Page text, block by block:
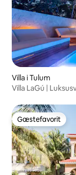
Villa i Tulum
Villa LaGú |
Gæstefavorit
Gæstefavorit